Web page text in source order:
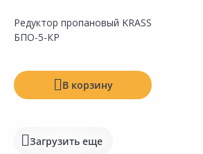
Редуктор пропановый KRASS
БПО-5-КР
В корзину
Загрузить еще